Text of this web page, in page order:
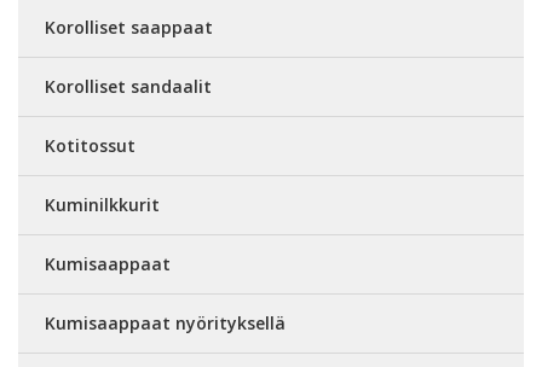
Korolliset saappaat
Korolliset sandaalit
Kotitossut
Kuminilkkurit
Kumisaappaat
Kumisaappaat nyörityksellä